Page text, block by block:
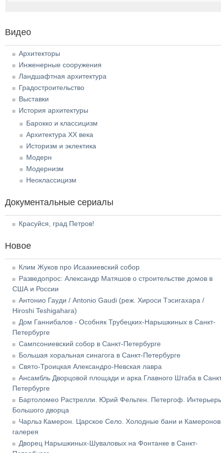
Видео
Архитекторы
Инженерные сооружения
Ландшафтная архитектура
Градостроительство
Выставки
История архитектуры
Барокко и классицизм
Архитектура XX века
Историзм и эклектика
Модерн
Модернизм
Неоклассицизм
Документальные сериалы
Красуйся, град Петров!
Новое
Клим Жуков про Исаакиевский собор
Разведопрос: Александр Матяшов о строительстве домов в
США и России
Антонио Гауди / Antonio Gaudi (реж. Хироси Тэсигахара /
Hiroshi Teshigahara)
Дом Ганнибалов - Особняк Трубецких-Нарышкиных в Санкт-
Петербурге
Сампсониевский собор в Санкт-Петербурге
Большая хоральная синагога в Санкт-Петербурге
Свято-Троицкая Александро-Невская лавра
Ансамбль Дворцовой площади и арка Главного Штаба в
Петербурге
Бартоломео Растрелли. Юрий Фельтен. Петергоф.
Большого дворца
Чарльз Камерон. Царское Село. Холодные бани и
галерея
Дворец Нарышкиных-Шуваловых на Фонтанке в Санкт-